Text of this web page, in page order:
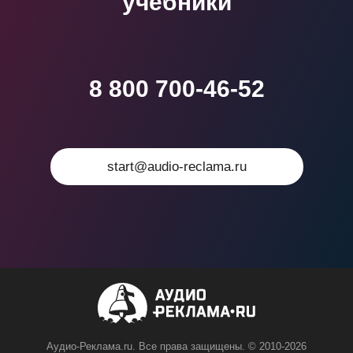
8 800 700-46-52
start@audio-reclama.ru
Аудио-Реклама.ru. Все права защищены. © 2010-2026